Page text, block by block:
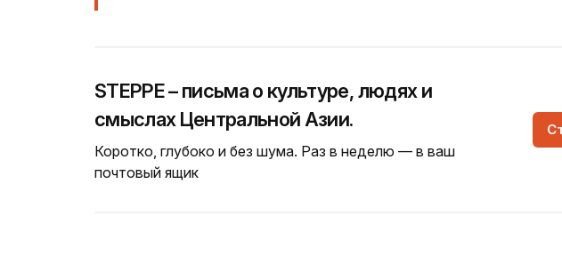
STEPPE – письма о культуре, людях и
смыслах Центральной Азии.
Коротко, глубоко и без шума. Раз в неделю — в ваш
почтовый ящик